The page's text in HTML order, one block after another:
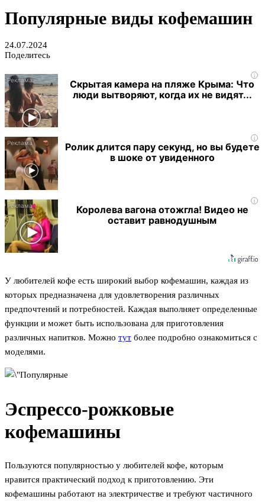
Популярные виды кофемашин
24.07.2024
Поделитесь
i
Скрытая камера на пляже Крыма: Что
люди вытворяют, когда их не видят...
i
Ролик длится пару секунд, но вы будете
в шоке от увиденного
i
Королева вагона отожгла! Видео не
оставит равнодушным
У любителей кофе есть широкий выбор кофемашин, каждая из
которых предназначена для удовлетворения различных
предпочтений и потребностей. Каждая выполняет определенные
функции и может быть использована для приготовления
различных напитков. Можно тут более подробно ознакомиться с
моделями.
Эспрессо-рожковые
кофемашины
Пользуются популярностью у любителей кофе, которым
нравится практический подход к приготовлению. Эти
кофемашины работают на электричестве и требуют частичного